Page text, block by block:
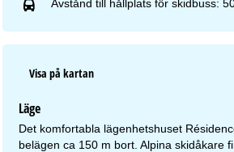
Avstånd till hållplats för skidbuss:
Visa på kartan
Läge
Det komfortabla lägenhetshuset
belägen ca 150 m bort. Alpina skidåkare